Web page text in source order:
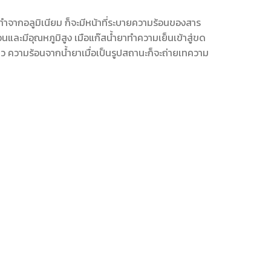
จากอลูมิเนียม ก็จะมีหน้าที่ระบายความร้อนของสาร
และมีอุณหภูมิสูง เมือแก๊สน้ำยาทำความเย็นเข้าสู่ขด
วามร้อนจากน้ำยาเมื่อเป็นรูปสถานะก็จะถ่ายเทความ